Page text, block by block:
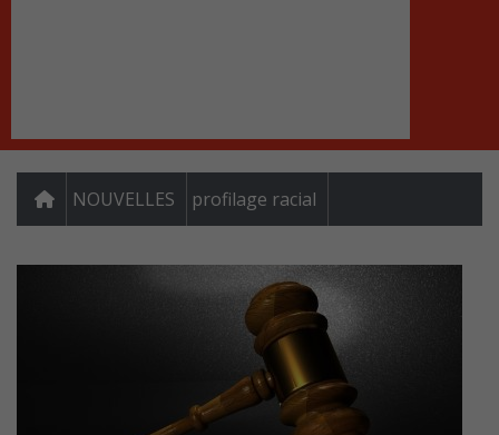
NOUVELLES profilage racial